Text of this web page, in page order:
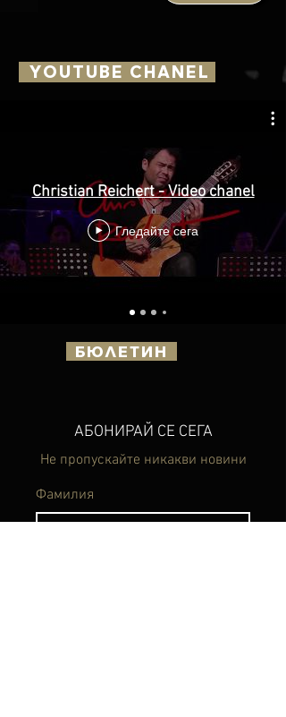
YOUTUBE CHANEL
Christian Reichert - Video chanel
Гледайте сега
БЮЛЕТИН
АБОНИРАЙ СЕ СЕГА
Не пропускайте никакви новини
Фамилия